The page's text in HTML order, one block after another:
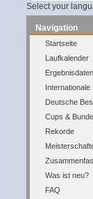
Select your
Navigation
Startseite
Laufkalender
Internationale
Deutsche
Cups &
Rekorde
Was ist neu?
FAQ